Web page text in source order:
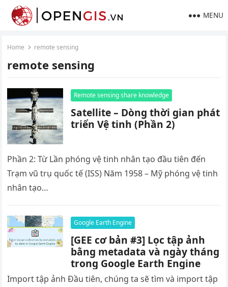
MENU
Home remote sensing
remote sensing
Remote sensing share knowledge
Satellite – Dòng thời gian phát
triển Vệ tinh (Phần 2)
Phần 2: Từ Lần phóng vệ tinh nhân tạo đầu tiên đến
Trạm vũ trụ quốc tế (ISS) Năm 1958 – Mỹ phóng vệ tinh
nhân tạo…
Google Earth Engine
[GEE cơ bản #3] Lọc tập ảnh
bằng metadata và ngày tháng
trong Google Earth Engine
Import tập ảnh Đầu tiên, chúng ta sẽ tìm và import tập